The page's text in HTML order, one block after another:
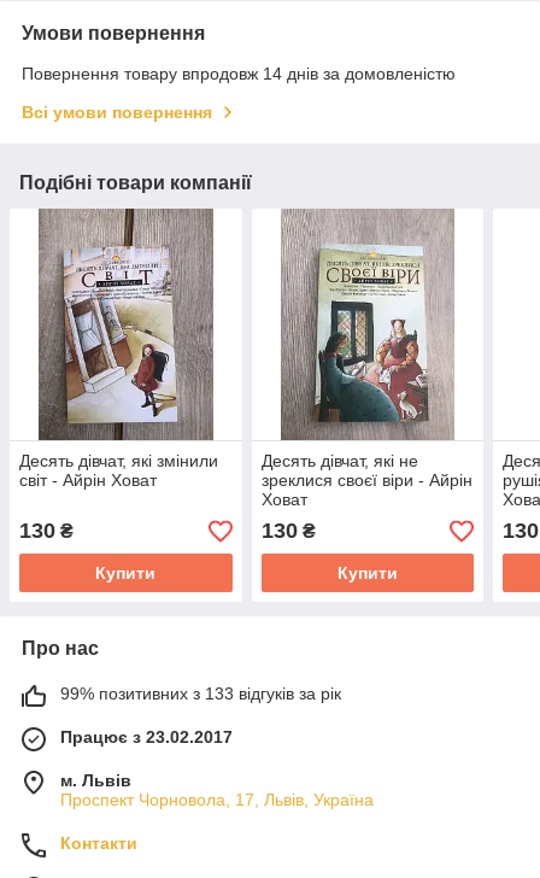
Умови повернення
Повернення товару впродовж 14 днів за домовленістю
Всі умови повернення
Подібні товари компанії
Десять дівчат, які змінили
світ - Айрін Ховат
130 ₴
Купити
Десять дівчат, які не
зреклися своєї віри - Айрін
Ховат
130₴
Купити
130
Про нас
99% позитивних з 133 відгуків за рік
Працює з 23.02.2017
м. Львів
Проспект Чорновола, 17, Львів, Україна
Контакти